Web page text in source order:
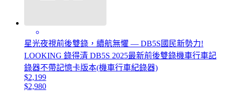
星光夜視前後雙錄，續航無懼 — DB5S國民新勢力!
LOOKING 錄得清 DB5S 2025最新前後雙錄機車行車記
錄器不帶記憶卡版本(機車行車紀錄器)
$2,199
$2,980